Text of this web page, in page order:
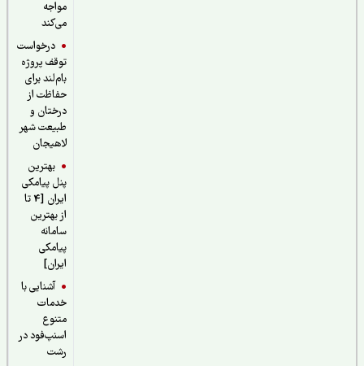
درخواست
توقف پروژه
بام‌لند برای
حفاظت از
درختان و
طبیعت شهر
لاهیجان
بهترین
پنل پیامکی
ایران [4 تا
از بهترین
سامانه
پیامکی
آشنایی با
خدمات
اسنپ‌فود در